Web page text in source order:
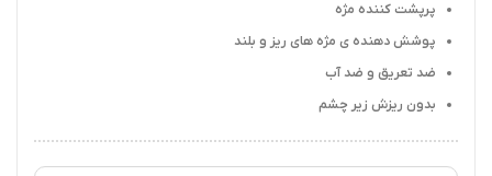
پرپشت کننده مژه
پوشش دهنده ی مژه های ریز و بلند
ضد تعریق و ضد آب
بدون ریزش زیر چشم